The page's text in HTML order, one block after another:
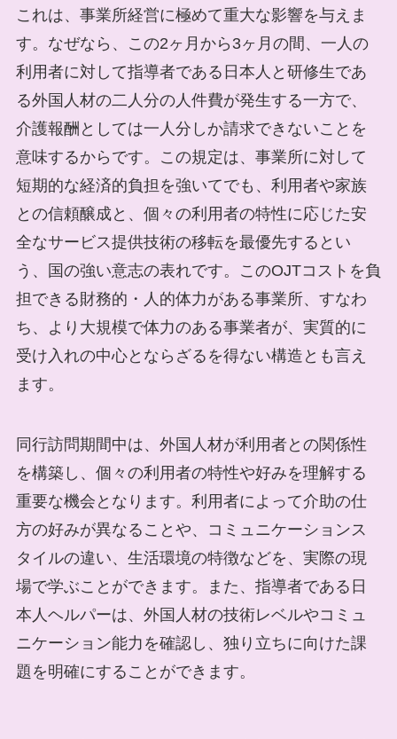
これは、事業所経営に極めて重大な影響を与えま
す。なぜなら、この2ヶ月から3ヶ月の間、一人の
利用者に対して指導者である日本人と研修生であ
る外国人材の二人分の人件費が発生する一方で、
介護報酬としては一人分しか請求できないことを
意味するからです。この規定は、事業所に対して
短期的な経済的負担を強いてでも、利用者や家族
との信頼醸成と、個々の利用者の特性に応じた安
全なサービス提供技術の移転を最優先するとい
う、国の強い意志の表れです。このOJTコストを負
担できる財務的・人的体力がある事業所、すなわ
ち、より大規模で体力のある事業者が、実質的に
受け入れの中心とならざるを得ない構造とも言え
ます。
同行訪問期間中は、外国人材が利用者との関係性
を構築し、個々の利用者の特性や好みを理解する
重要な機会となります。利用者によって介助の仕
方の好みが異なることや、コミュニケーションス
タイルの違い、生活環境の特徴などを、実際の現
場で学ぶことができます。また、指導者である日
本人ヘルパーは、外国人材の技術レベルやコミュ
ニケーション能力を確認し、独り立ちに向けた課
題を明確にすることができます。